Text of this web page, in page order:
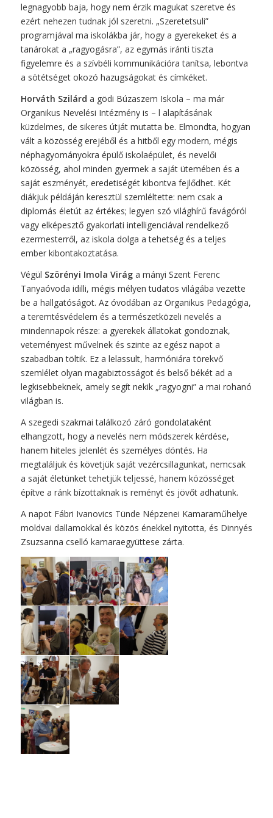
legnagyobb baja, hogy nem érzik magukat szeretve és
ezért nehezen tudnak jól szeretni. „Szeretetsuli”
programjával ma iskolákba jár, hogy a gyerekeket és a
tanárokat a „ragyogásra”, az egymás iránti tiszta
figyelemre és a szívbéli kommunikációra tanítsa, lebontva
a sötétséget okozó hazugságokat és címkéket.
Horváth Szilárd a gödi Búzaszem Iskola – ma már
Organikus Nevelési Intézmény is – l alapításának
küzdelmes, de sikeres útját mutatta be. Elmondta, hogyan
vált a közösség erejéből és a hitből egy modern, mégis
néphagyományokra épülő iskolaépület, és nevelői
közösség, ahol minden gyermek a saját ütemében és a
saját eszményét, eredetiségét kibontva fejlődhet. Két
diákjuk példáján keresztül szemléltette: nem csak a
diplomás életút az értékes; legyen szó világhírű favágóról
vagy elképesztő gyakorlati intelligenciával rendelkező
ezermesterről, az iskola dolga a tehetség és a teljes
ember kibontakoztatása.
Végül Szörényi Imola Virága mányi Szent Ferenc
Tanyaóvoda idilli, mégis mélyen tudatos világába vezette
be a hallgatóságot. Az óvodában az Organikus Pedagógia,
a teremtésvédelem és a természetközeli nevelés a
mindennapok része: a gyerekek állatokat gondoznak,
veteményest művelnek és szinte az egész napot a
szabadban töltik. Ez a lelassult, harmóniára törekvő
szemlélet olyan magabiztosságot és belső békét ad a
legkisebbeknek, amely segít nekik „ragyogni” a mai rohanó
világban is.
A szegedi szakmai találkozó záró gondolataként
elhangzott, hogy a nevelés nem módszerek kérdése,
hanem hiteles jelenlét és személyes döntés. Ha
megtaláljuk és követjük saját vezércsillagunkat, nemcsak
a saját életünket tehetjük teljessé, hanem közösséget
építve a ránk bízottaknak is reményt és jövőt adhatunk.
A napot Fábri Ivanovics Tünde Népzenei Kamaraműhelye
moldvai dallamokkal és közös énekkel nyitotta, és Dinnyés
Zsuzsanna cselló kamaraegyüttese zárta.